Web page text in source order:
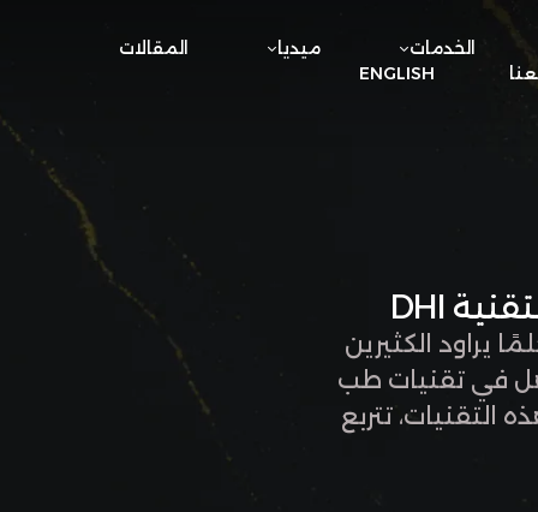
الخدمات ميديا
المقالات
ENGLISH
الكثيرين
في تقنيات طب
تتربع